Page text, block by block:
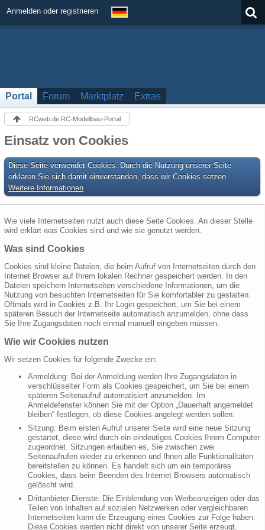
Anmelden oder registrieren
Portal Forum Marktplatz Extras
RCweb.de RC-Modellbau-Portal
Einsatz von Cookies
Diese Seite verwendet Cookies. Durch die Nutzung unserer Seite
erklären Sie sich damit einverstanden, dass wir Cookies setzen.
Weitere Informationen
Wie viele Internetseiten nutzt auch diese Seite Cookies. An dieser Stelle
wird erklärt was Cookies sind und wie sie genutzt werden.
Was sind Cookies
Cookies sind kleine Dateien, die beim Aufruf von Internetseiten durch den
Internet Browser auf Ihrem lokalen Rechner gespeichert werden. In den
Dateien speichern Internetseiten verschiedene Informationen, um die
Nutzung von besuchten Internetseiten für Sie komfortabler zu gestalten.
Oftmals wird in Cookies z.B. Ihr Login gespeichert, um Sie bei einem
späteren Besuch der Internetseite automatisch anzumelden, ohne dass
Sie Ihre Zugangsdaten noch einmal manuell eingeben müssen.
Wie wir Cookies nutzen
Wir setzen Cookies für folgende Zwecke ein:
Anmeldung: Bei der Anmeldung werden Ihre Zugangsdaten in
verschlüsselter Form als Cookies gespeichert, um Sie bei einem
späteren Seitenaufruf automatisiert anzumelden. Im
Anmeldefenster können Sie mit der Option „Dauerhaft angemeldet
bleiben“ festlegen, ob diese Cookies angelegt werden sollen.
Sitzung: Beim ersten Aufruf unserer Seite wird eine neue Sitzung
gestartet, diese wird durch ein eindeutiges Cookies Ihrem Computer
zugeordnet. Sitzungen erlauben es, Sie zwischen zwei
Seitenaufrufen wieder zu erkennen und Ihnen alle Funktionalitäten
bereitstellen zu können. Es handelt sich um ein temporäres
Cookies, dass beim Beenden des Internet Browsers automatisch
gelöscht wird.
Drittanbieter-Dienste: Die Einblendung von Werbeanzeigen oder das
Teilen von Inhalten auf sozialen Netzwerken oder vergleichbaren
Internetseiten kann die Erzeugung eines Cookies zur Folge haben.
Diese Cookies werden nicht direkt von unserer Seite erzeugt,